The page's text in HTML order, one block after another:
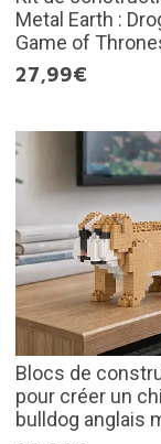
Metal Earth :
Game of
27,99€
Blocs de
pour créer un
bulldog anglais